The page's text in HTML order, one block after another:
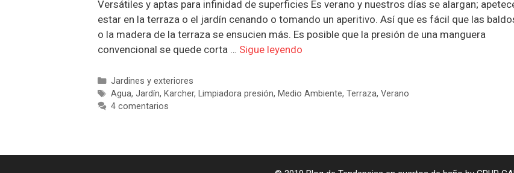
Versátiles y aptas para infinidad de superficies Es verano y nuestros días se alargan;
estar en la terraza o el jardín cenando o tomando un aperitivo. Así que es fácil que las
o la madera de la terraza se ensucien más. Es posible que la presión de una manguera
convencional se quede corta … Sigue leyendo
Categorías
Jardines y exteriores
Etiquetas
Agua, Jardín, Karcher, Limpiadora presión, Medio Ambiente, Terraza, Verano
4 comentarios